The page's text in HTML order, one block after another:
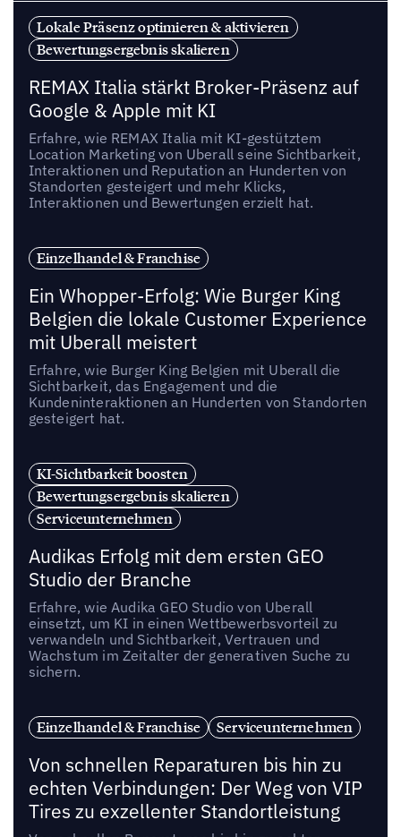
Lokale Präsenz optimieren & aktivieren
Bewertungsergebnis skalieren
REMAX Italia stärkt Broker-Präsenz auf
Google & Apple mit KI
Erfahre, wie REMAX Italia mit KI-gestütztem
Location Marketing von Uberall seine Sichtbarkeit,
Interaktionen und Reputation an Hunderten von
Standorten gesteigert und mehr Klicks,
Interaktionen und Bewertungen erzielt hat.
Einzelhandel & Franchise
Ein Whopper-Erfolg: Wie Burger King
Belgien die lokale Customer Experience
mit Uberall meistert
Erfahre, wie Burger King Belgien mit Uberall die
Sichtbarkeit, das Engagement und die
Kundeninteraktionen an Hunderten von Standorten
gesteigert hat.
KI-Sichtbarkeit boosten
Bewertungsergebnis skalieren
Serviceunternehmen
Audikas Erfolg mit dem ersten GEO
Studio der Branche
Erfahre, wie Audika GEO Studio von Uberall
einsetzt, um KI in einen Wettbewerbsvorteil zu
verwandeln und Sichtbarkeit, Vertrauen und
Wachstum im Zeitalter der generativen Suche zu
sichern.
Einzelhandel & Franchise Serviceunternehmen
Von schnellen Reparaturen bis hin zu
echten Verbindungen: Der Weg von VIP
Tires zu exzellenter Standortleistung